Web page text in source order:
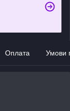
Оплата Умови